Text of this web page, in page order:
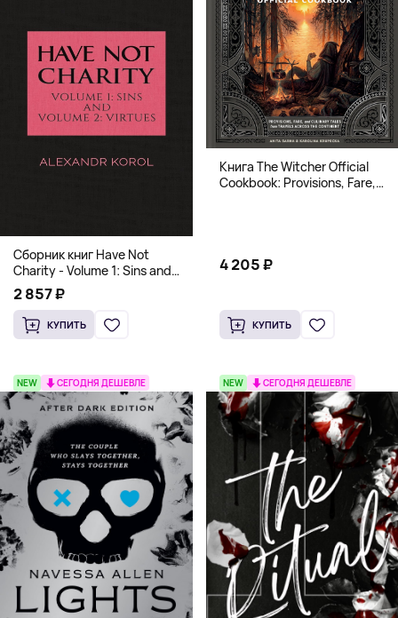
Сборник книг Have Not
Charity - Volume 1: Sins and
Volume 2: Virtues
2 857 ₽
КУПИТЬ
Книга The Witcher Official
Cookbook: Provisions, Fare,
4 205 ₽
КУПИТЬ
NEW СЕГОДНЯ ДЕШЕВЛЕ NEW СЕГОДНЯ ДЕШЕВЛЕ